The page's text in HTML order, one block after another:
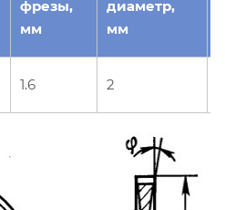
фрезы,
мм
диаметр,
мм
1.6 2